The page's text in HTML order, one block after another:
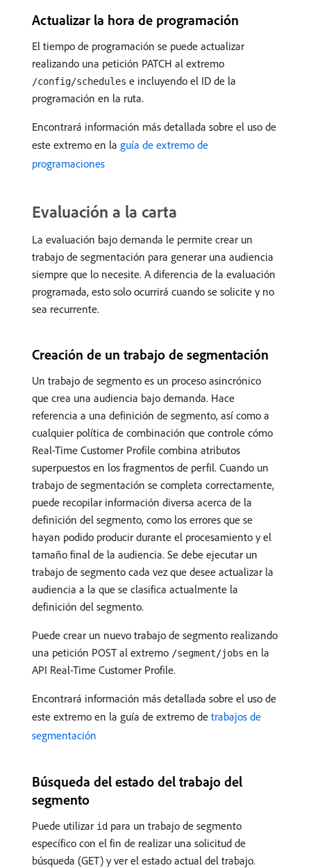
Actualizar la hora de programación
El tiempo de programación se puede actualizar
realizando una petición PATCH al extremo
/config/schedules e incluyendo el ID de la
programación en la ruta.
Encontrará información más detallada sobre el uso de
este extremo en la guía de extremo de
programaciones
Evaluación a la carta
La evaluación bajo demanda le permite crear un
trabajo de segmentación para generar una audiencia
siempre que lo necesite. A diferencia de la evaluación
programada, esto solo ocurrirá cuando se solicite y no
sea recurrente.
Creación de un trabajo de segmentación
Un trabajo de segmento es un proceso asincrónico
que crea una audiencia bajo demanda. Hace
referencia a una definición de segmento, así como a
cualquier política de combinación que controle cómo
Real-Time Customer Profile combina atributos
superpuestos en los fragmentos de perfil. Cuando un
trabajo de segmentación se completa correctamente,
puede recopilar información diversa acerca de la
definición del segmento, como los errores que se
hayan podido producir durante el procesamiento y el
tamaño final de la audiencia. Se debe ejecutar un
trabajo de segmento cada vez que desee actualizar la
audiencia a la que se clasifica actualmente la
definición del segmento.
Puede crear un nuevo trabajo de segmento realizando
una petición POST al extremo /segment/jobs en la
API Real-Time Customer Profile.
Encontrará información más detallada sobre el uso de
este extremo en la guía de extremo de trabajos de
segmentación
Búsqueda del estado del trabajo del
segmento
Puede utilizar id para un trabajo de segmento
específico con el fin de realizar una solicitud de
búsqueda (GET) y ver el estado actual del trabajo.